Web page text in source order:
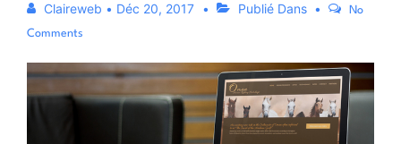
Claireweb • Déc 20, 2017 Publié Dans
No
Comments